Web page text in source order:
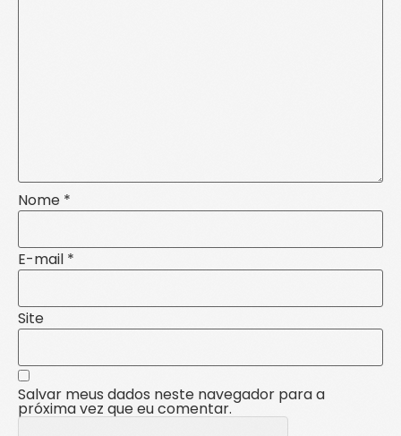
Nome *
E-mail *
Site
Salvar meus dados neste navegador para a
próxima vez que eu comentar.